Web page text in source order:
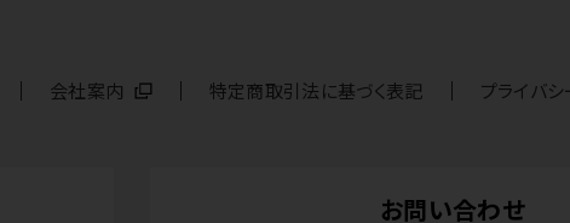
会社案内 特定商取引法に基づく表記 プライバ
お問い合わせ